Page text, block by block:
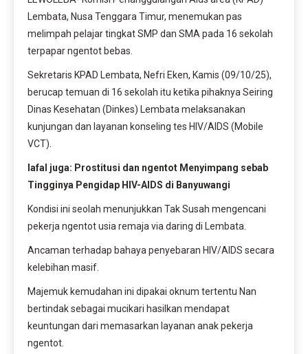
Lembata, Nusa Tenggara Timur, menemukan pas
melimpah pelajar tingkat SMP dan SMA pada 16 sekolah
terpapar ngentot bebas.
Sekretaris KPAD Lembata, Nefri Eken, Kamis (09/10/25),
berucap temuan di 16 sekolah itu ketika pihaknya Seiring
Dinas Kesehatan (Dinkes) Lembata melaksanakan
kunjungan dan layanan konseling tes HIV/AIDS (Mobile
VCT).
lafal juga: Prostitusi dan ngentot Menyimpang sebab
Tingginya Pengidap HIV-AIDS di Banyuwangi
Kondisi ini seolah menunjukkan Tak Susah mengencani
pekerja ngentot usia remaja via daring di Lembata.
Ancaman terhadap bahaya penyebaran HIV/AIDS secara
kelebihan masif.
Majemuk kemudahan ini dipakai oknum tertentu Nan
bertindak sebagai mucikari hasilkan mendapat
keuntungan dari memasarkan layanan anak pekerja
ngentot.